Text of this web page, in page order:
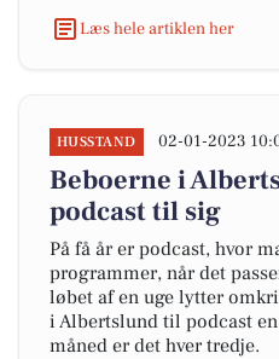
Læs hele artiklen her
HUSSTAND 02-01-2023
Beboerne i
podcast til sig
På få år er podcast, hvor
programmer, når det
løbet af en uge lytter
i Albertslund til podcast
måned er det hver tredje.